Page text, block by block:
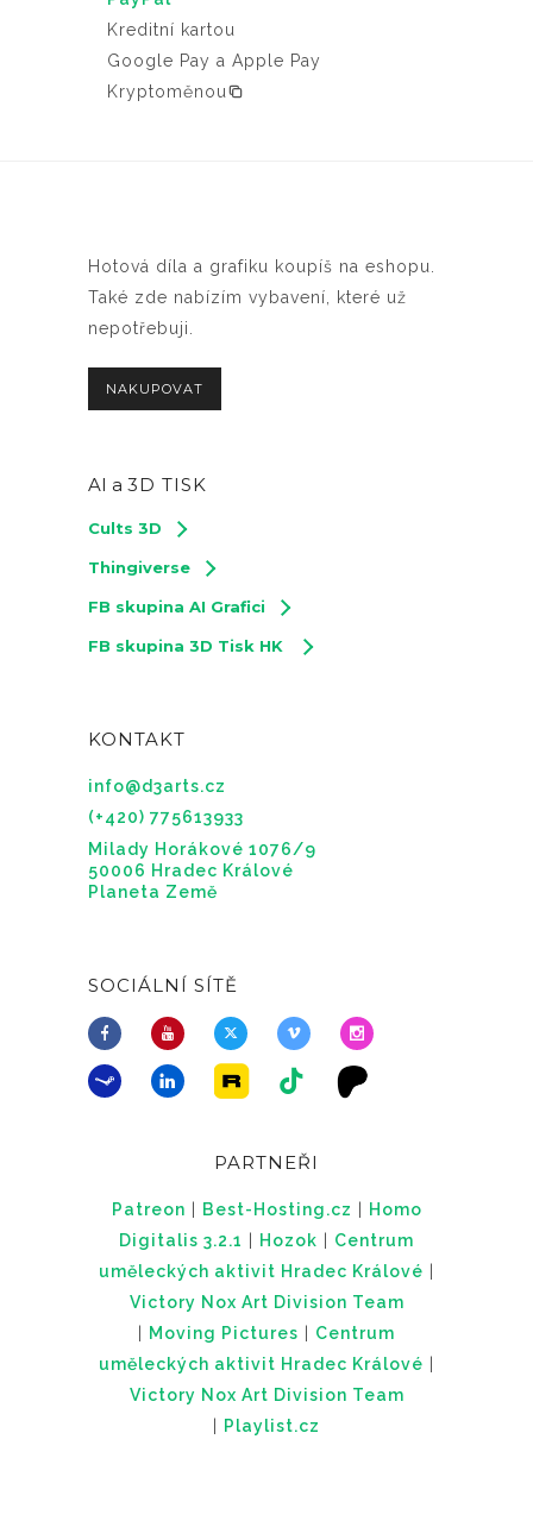
Kreditní kartou
Google Pay a Apple Pay
Kryptoměnou
Hotová díla a grafiku koupíš na eshopu.
Také zde nabízím vybavení, které už
nepotřebuji.
NAKUPOVAT
AI a 3D TISK
Cults 3D
Thingiverse
FB skupina AI Grafici
FB skupina 3D Tisk HK
KONTAKT
info@d3arts.cz
(+420) 775613933
Milady Horákové 1076/9
50006 Hradec Králové
Planeta Země
SOCIÁLNÍ SÍTĚ
PARTNEŘI
Patreon Best-Hosting.cz
Homo
Digitalis 3.2.1
Hozok
Centrum
uměleckých aktivit Hradec Králové
Victory Nox Art Division Team
Moving Pictures
Centrum
uměleckých aktivit Hradec Králové
Victory Nox Art Division Team
Playlist.cz